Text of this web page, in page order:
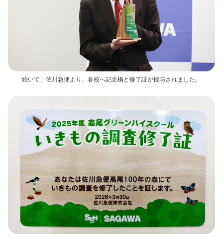
続いて、佐川急便より、各校へ記念楯と修了証が授与されました。